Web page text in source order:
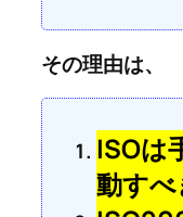
その理由は、
ISOは
動すべ